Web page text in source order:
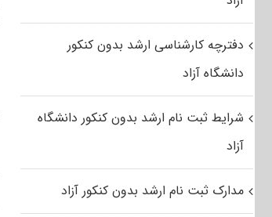
دفترچه کارشناسی ارشد بدون کنکور
دانشگاه آزاد
شرایط ثبت نام ارشد بدون کنکور دانشگاه
آزاد
مدارک ثبت نام ارشد بدون کنکور آزاد